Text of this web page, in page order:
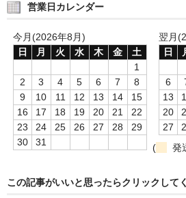
パイ
その他
まんじゅう
スナック
甘納豆
営業日カレンダー
今月(2026年8月)
日
月 火 水 木 金
土
1
2
3 4 5 6 7
8
9
10 11 12 13 14
15
16
17 18 19 20 21
22
23
24 25 26 27 28
29
30
31
翌月
日
6
13
20
27
(
発
この記事がいいと思ったらクリックして